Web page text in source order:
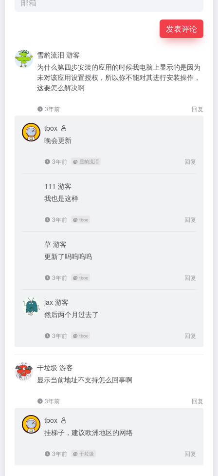
发表评论
雪豹流泪 游客
为什么第四步安装的应用的时候我电脑上显示的是因为
未对该应用设置授权，所以你不能对其进行安装操作，
这要怎么解决啊
3年前 回复
tbox
晚会更新
3年前 @ 雪豹流泪 回复
111 游客
我也是这样
3年前 @ tbox 回复
草 游客
更新了吗呜呜呜
3年前 @ tbox 回复
jax 游客
然后两个月过去了
3年前 @ tbox 回复
干垃圾 游客
显示当前地址不支持怎么回事啊
3年前 回复
tbox
挂梯子，建议欧洲地区的网络
3年前 @ 干垃圾 回复